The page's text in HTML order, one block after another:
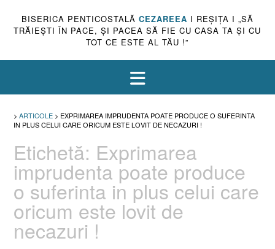
BISERICA PENTICOSTALĂ CEZAREEA I REŞIŢA I „SĂ
TRĂIEŞTI ÎN PACE, ŞI PACEA SĂ FIE CU CASA TA ŞI CU
TOT CE ESTE AL TĂU !”
> ARTICOLE > EXPRIMAREA IMPRUDENTA POATE PRODUCE O SUFERINTA
IN PLUS CELUI CARE ORICUM ESTE LOVIT DE NECAZURI !
Etichetă: Exprimarea
imprudenta poate produce
o suferinta in plus celui care
oricum este lovit de
necazuri !